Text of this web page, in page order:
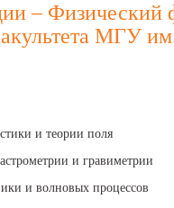
– Физический
МГУ
и теории поля
и гравиметрии
и волновых процессов